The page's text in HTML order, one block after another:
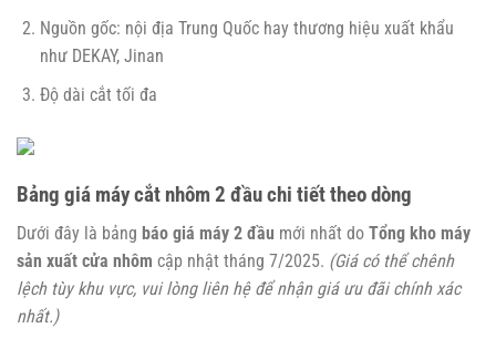
Nguồn gốc: nội địa Trung Quốc hay thương hiệu xuất khẩu
như DEKAY, Jinan
Độ dài cắt tối đa
Bảng giá máy cắt nhôm 2 đầu chi tiết theo dòng
Dưới đây là bảng báo giá máy 2 đầu mới nhất do Tổng kho máy
sản xuất cửa nhôm cập nhật tháng 7/2025. (Giá có thể chênh
lệch tùy khu vực, vui lòng liên hệ để nhận giá ưu đãi chính xác
nhất.)